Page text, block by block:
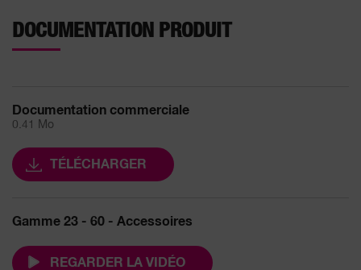
DOCUMENTATION PRODUIT
Documentation commerciale
0.41 Mo
TÉLÉCHARGER
Gamme 23 - 60 - Accessoires
REGARDER LA VIDÉO